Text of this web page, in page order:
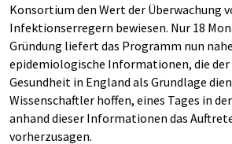
Konsortium den Wert der Überwachung
Infektionserregern bewiesen. Nur 18
Gründung liefert das Programm nun
epidemiologische Informationen, die
Gesundheit in England als Grundlage
Wissenschaftler hoffen, eines Tages in
anhand dieser Informationen das
vorherzusagen.